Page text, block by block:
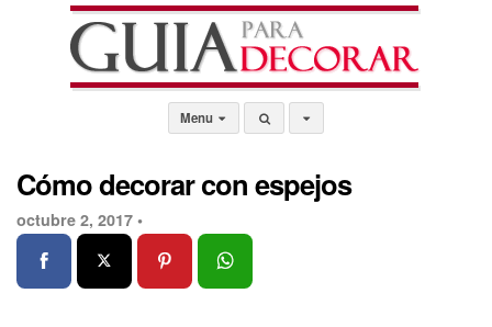
Menu
Cómo decorar con espejos
octubre 2, 2017 •